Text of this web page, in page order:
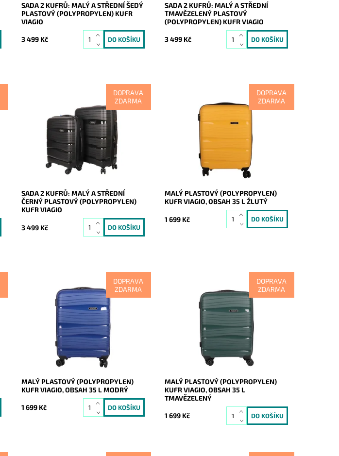
SADA 2 KUFRŮ: MALÝ A STŘEDNÍ ŠEDÝ
PLASTOVÝ (POLYPROPYLEN) KUFR
VIAGIO
3 499 Kč
SADA 2 KUFRŮ: MALÝ A STŘEDNÍ
TMAVĚZELENÝ PLASTOVÝ
(POLYPROPYLEN) KUFR VIAGIO
3 499 Kč
DOPRAVA
ZDARMA
Sada 2 kufrů: Malý a středně velký
černý odolný plastový (skořepinový)
cestovní kufr značky VIAGIO vyrobené z
pevného polypropylenu, jež je...
Dostupnost:
Skladem
20287
VIAGIO
2 roky
SADA 2 KUFRŮ: MALÝ A STŘEDNÍ
ČERNÝ PLASTOVÝ (POLYPROPYLEN)
KUFR VIAGIO
3 499 Kč
DOPRAVA
ZDARMA
Malý žlutý odolný plastový
(skořepinový) cestovní kufr značky
VIAGIO vyrobený z pevného
polypropylenu, jež je odolnější a
pevnější než běžně...
Dostupnost:
20286
VIAGIO
MALÝ PLASTOVÝ (POLYPROPYLEN)
KUFR VIAGIO, OBSAH 35 L ŽLUTÝ
1 699 Kč
DOPRAVA
ZDARMA
Malý modrý odolný plastový
(skořepinový) cestovní kufr značky
VIAGIO vyrobený z pevného
polypropylenu, jež je odolnější a
pevnější než běžně...
Dostupnost:
Skladem
20284
VIAGIO
MALÝ PLASTOVÝ (POLYPROPYLEN)
KUFR VIAGIO, OBSAH 35 L MODRÝ
1 699 Kč
DOPRAVA
ZDARMA
Malý tmavězelený odolný plastový
(skořepinový) cestovní kufr značky
VIAGIO vyrobený z pevného
polypropylenu, jež je odolnější a
pevnější než běžně...
Dostupnost:
20283
VIAGIO
2 roky
MALÝ PLASTOVÝ (POLYPROPYLEN)
KUFR VIAGIO, OBSAH 35 L
TMAVĚZELENÝ
1 699 Kč